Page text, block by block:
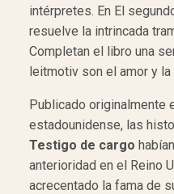
intérpretes. En El
resuelve la intrincada
Completan el libro una
leitmotiv son el amor y la
Publicado originalmente
estadounidense, las
Testigo de cargo
anterioridad en el Reino
acrecentado la fama de